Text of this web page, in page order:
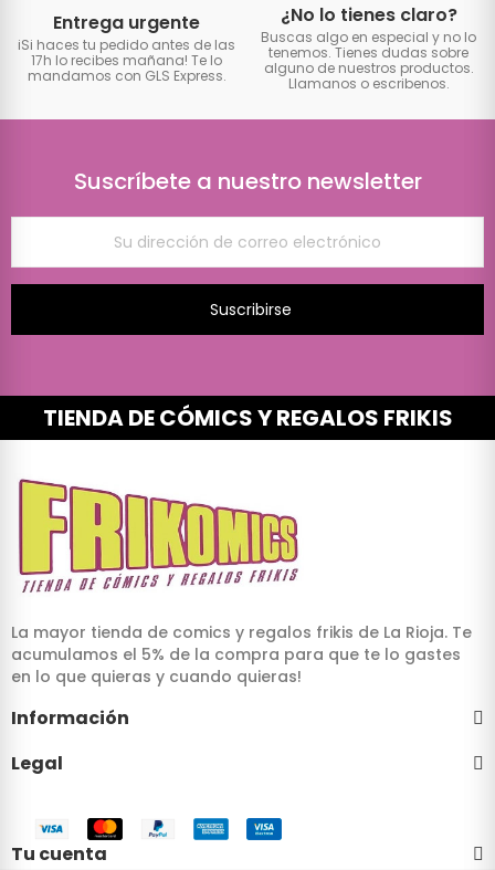
Entrega urgente
iSi haces tu pedido antes de las
17h lo recibes mañana! Te lo
mandamos con GLS Express.
¿No lo tienes claro?
Buscas algo en especial y no lo
tenemos. Tienes dudas sobre
alguno de nuestros productos.
Llamanos o escribenos.
Suscríbete a nuestro newsletter
Suscribirse
TIENDA DE CÓMICS Y REGALOS FRIKIS
La mayor tienda de comics y regalos frikis de La Rioja. Te
acumulamos el 5% de la compra para que te lo gastes
en lo que quieras y cuando quieras!
Información
Legal
Tu cuenta